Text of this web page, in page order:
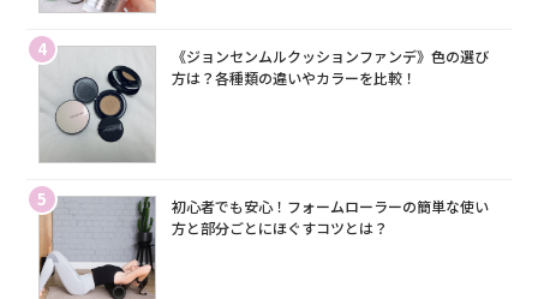
4
《ジョンセンムルクッションファンデ》色の選び
方は？各種類の違いやカラーを比較！
5
初心者でも安心！フォームローラーの簡単な使い
方と部分ごとにほぐすコツとは？